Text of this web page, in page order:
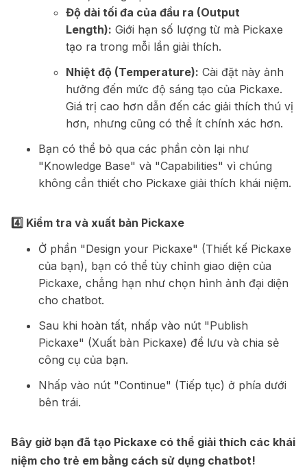
Độ dài tối đa của đầu ra (Output
Length): Giới hạn số lượng từ mà Pickaxe
tạo ra trong mỗi lần giải thích.
Nhiệt độ (Temperature): Cài đặt này ảnh
hưởng đến mức độ sáng tạo của Pickaxe.
Giá trị cao hơn dẫn đến các giải thích thú vị
hơn, nhưng cũng có thể ít chính xác hơn.
Bạn có thể bỏ qua các phần còn lại như
"Knowledge Base" và "Capabilities" vì chúng
không cần thiết cho Pickaxe giải thích khái niệm.
4️⃣ Kiểm tra và xuất bản Pickaxe
Ở phần "Design your Pickaxe" (Thiết kế Pickaxe
của bạn), bạn có thể tùy chỉnh giao diện của
Pickaxe, chẳng hạn như chọn hình ảnh đại diện
cho chatbot.
Sau khi hoàn tất, nhấp vào nút "Publish
Pickaxe" (Xuất bản Pickaxe) để lưu và chia sẻ
công cụ của bạn.
Nhấp vào nút "Continue" (Tiếp tục) ở phía dưới
bên trái.
Bây giờ bạn đã tạo Pickaxe có thể giải thích các khái
niệm cho trẻ em bằng cách sử dụng chatbot!